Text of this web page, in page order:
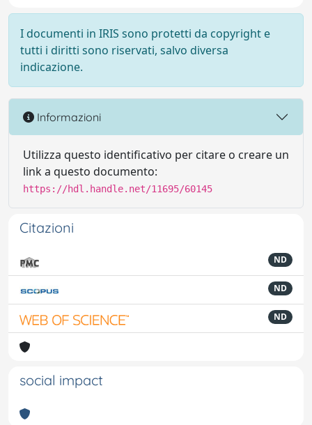
I documenti in IRIS sono protetti da copyright e
tutti i diritti sono riservati, salvo diversa
indicazione.
Informazioni
Utilizza questo identificativo per citare o creare un
link a questo documento:
https://hdl.handle.net/11695/60145
Citazioni
ND
ND
ND
social impact